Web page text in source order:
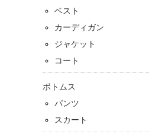
ベスト
カーディガン
ジャケット
コート
ボトムス
パンツ
スカート